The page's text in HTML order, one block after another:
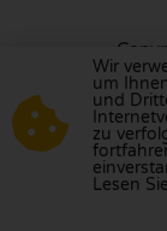
Wir
um
und
zu
Lesen